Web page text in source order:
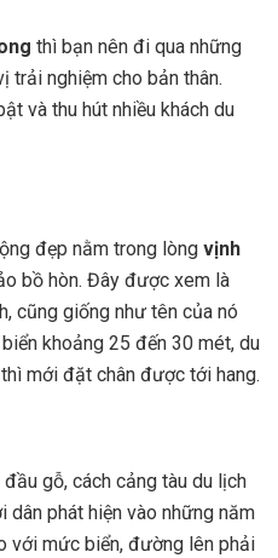
thì bạn nên đi qua những
trải nghiệm cho bản thân.
và thu hút nhiều khách du
đẹp nằm trong lòng vịnh
bồ hòn. Đây được xem là
cũng giống như tên của nó
khoảng 25 đến 30 mét, du
mới đặt chân được tới hang.
gỗ, cách cảng tàu du lịch
phát hiện vào những năm
với mức biển, đường lên phải